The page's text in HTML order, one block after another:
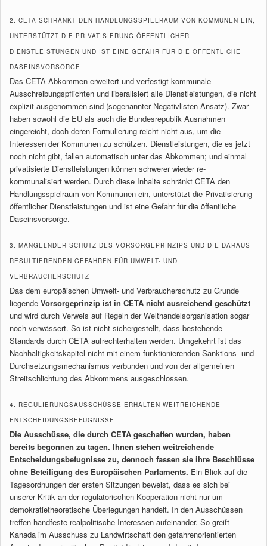
2. CETA SCHRÄNKT DEN HANDLUNGSSPIELRAUM VON KOMMUNEN EIN,
UNTERSTÜTZT DIE PRIVATISIERUNG ÖFFENTLICHER
DIENSTLEISTUNGEN UND IST EINE GEFAHR FÜR DIE ÖFFENTLICHE
DASEINSVORSORGE
Das CETA-Abkommen erweitert und verfestigt kommunale
Ausschreibungspflichten und liberalisiert alle Dienstleistungen, die nicht
explizit ausgenommen sind (sogenannter Negativlisten-Ansatz). Zwar
haben sowohl die EU als auch die Bundesrepublik Ausnahmen
eingereicht, doch deren Formulierung reicht nicht aus, um die
Interessen der Kommunen zu schützen. Dienstleistungen, die es jetzt
noch nicht gibt, fallen automatisch unter das Abkommen; und einmal
privatisierte Dienstleistungen können schwerer wieder re-
kommunalisiert werden. Durch diese Inhalte schränkt CETA den
Handlungsspielraum von Kommunen ein, unterstützt die Privatisierung
öffentlicher Dienstleistungen und ist eine Gefahr für die öffentliche
Daseinsvorsorge.
3. MANGELNDER SCHUTZ DES VORSORGEPRINZIPS UND DIE DARAUS
RESULTIERENDEN GEFAHREN FÜR UMWELT- UND
VERBRAUCHERSCHUTZ
Das dem europäischen Umwelt- und Verbraucherschutz zu Grunde
liegende Vorsorgeprinzip ist in CETA nicht ausreichend geschützt
und wird durch Verweis auf Regeln der Welthandelsorganisation sogar
noch verwässert. So ist nicht sichergestellt, dass bestehende
Standards durch CETA aufrechterhalten werden. Umgekehrt ist das
Nachhaltigkeitskapitel nicht mit einem funktionierenden Sanktions- und
Durchsetzungsmechanismus verbunden und von der allgemeinen
Streitschlichtung des Abkommens ausgeschlossen.
4. REGULIERUNGSAUSSCHÜSSE ERHALTEN WEITREICHENDE
ENTSCHEIDUNGSBEFUGNISSE
Die Ausschüsse, die durch CETA geschaffen wurden, haben
bereits begonnen zu tagen. Ihnen stehen weitreichende
Entscheidungsbefugnisse zu, dennoch fassen sie ihre Beschlüsse
ohne Beteiligung des Europäischen Parlaments. Ein Blick auf die
Tagesordnungen der ersten Sitzungen beweist, dass es sich bei
unserer Kritik an der regulatorischen Kooperation nicht nur um
demokratietheoretische Überlegungen handelt. In den Ausschüssen
treffen handfeste realpolitische Interessen aufeinander. So greift
Kanada im Ausschuss zu Landwirtschaft den gefahrenorientierten